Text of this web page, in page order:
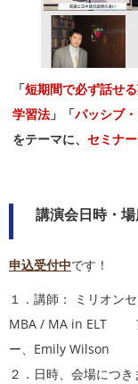
「短期間で必ず話せ
学習法 」「パッシブ
をテーマに、 セミナー
講演会日時・
申込受付中です！
１．講師： ミリオン
MBA / MA in ELT ア
ー、Emily Wilson
２．日時、会場につ